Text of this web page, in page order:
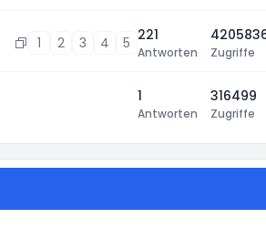
1 2 3 4 5 221
Antworten Zugriffe
1
Antworten
316499
Zugriffe